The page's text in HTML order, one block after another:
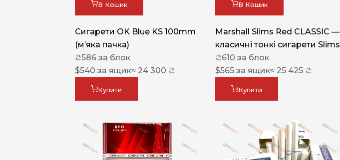
Cigaronne
В Кошик
Сигарети OK Blue KS 100mm
(м’яка пачка)
₴586 за блок
$540 за ящик≈ 24 300 ₴
Купити
В Кошик
Marshall Slims Red CLASSIC —
класичні тонкі сигарети Slims
₴610 за блок
$565 за ящик≈ 25 425 ₴
Купити